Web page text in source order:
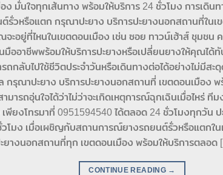
ง มั่นใจทุกเส้นทาง พร้อมให้บริการ 24 ชั่วโมง การเดิน
รั่วหรือแตก กรุณาปะยาง บริการปะยางนอกสถานที่ใน
จะอยู่ที่ไหนในเขตดอนเมือง เช่น ซอย ทาวน์เฮ้าส์ ชุมช
มืออาชีพพร้อมให้บริการปะยางหรือเปลี่ยนยางให้คุณได้
ถกลับไปใช้ชีวิตประจำวันหรือเดินทางต่อได้อย่างไม่มีสะ
กรุณาปะยาง บริการปะยางนอกสถานที่ เขตดอนเมือง
ารถอุ่นใจได้ว่าไม่ว่าจะเกิดเหตุการณ์ฉุกเฉินเมื่อไหร่ ที
พียงโทรมาที่ 0951594540 ได้ตลอด 24 ชั่วโมงทุกวัน
โมง เมื่อเผชิญกับสถานการณ์ยางรถยนต์รั่วหรือแตกใน
ยางนอกสถานที่ทุก เขตดอนเมือง พร้อมให้บริการตลอด
CONTINUE READING →